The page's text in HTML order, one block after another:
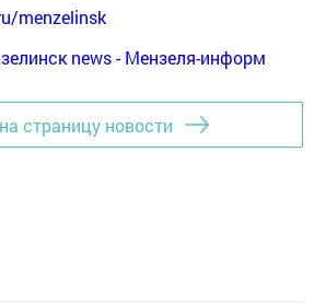
menzelinsk
news - Мензеля-информ
страницу новости